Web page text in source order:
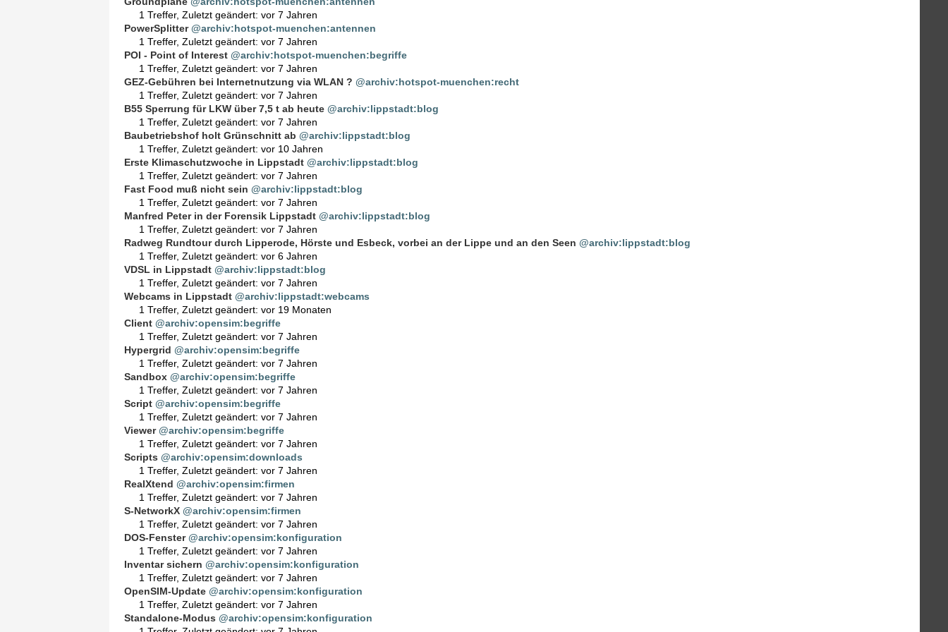
1 Treffer, Zuletzt geändert: vor 7 Jahren
PowerSplitter @archiv:hotspot-muenchen:antennen
1 Treffer, Zuletzt geändert: vor 7 Jahren
POI - Point of Interest @archiv:hotspot-muenchen:begriffe
1 Treffer, Zuletzt geändert: vor 7 Jahren
GEZ-Gebühren bei Internetnutzung via WLAN ? @archiv:hotspot-muenchen:recht
1 Treffer, Zuletzt geändert: vor 7 Jahren
B55 Sperrung für LKW über 7,5 t ab heute @archiv:lippstadt:blog
1 Treffer, Zuletzt geändert: vor 7 Jahren
Baubetriebshof holt Grünschnitt ab @archiv:lippstadt:blog
1 Treffer, Zuletzt geändert: vor 10 Jahren
Erste Klimaschutzwoche in Lippstadt @archiv:lippstadt:blog
1 Treffer, Zuletzt geändert: vor 7 Jahren
Fast Food muß nicht sein @archiv:lippstadt:blog
1 Treffer, Zuletzt geändert: vor 7 Jahren
Manfred Peter in der Forensik Lippstadt @archiv:lippstadt:blog
1 Treffer, Zuletzt geändert: vor 7 Jahren
Radweg Rundtour durch Lipperode, Hörste und Esbeck, vorbei an der Lippe und an den Seen @archiv:lippstadt:blog
1 Treffer, Zuletzt geändert: vor 6 Jahren
VDSL in Lippstadt @archiv:lippstadt:blog
1 Treffer, Zuletzt geändert: vor 7 Jahren
Webcams in Lippstadt @archiv:lippstadt:webcams
1 Treffer, Zuletzt geändert: vor 19 Monaten
Client @archiv:opensim:begriffe
1 Treffer, Zuletzt geändert: vor 7 Jahren
Hypergrid @archiv:opensim:begriffe
1 Treffer, Zuletzt geändert: vor 7 Jahren
Sandbox @archiv:opensim:begriffe
1 Treffer, Zuletzt geändert: vor 7 Jahren
Script @archiv:opensim:begriffe
1 Treffer, Zuletzt geändert: vor 7 Jahren
Viewer @archiv:opensim:begriffe
1 Treffer, Zuletzt geändert: vor 7 Jahren
Scripts @archiv:opensim:downloads
1 Treffer, Zuletzt geändert: vor 7 Jahren
RealXtend @archiv:opensim:firmen
1 Treffer, Zuletzt geändert: vor 7 Jahren
S-NetworkX @archiv:opensim:firmen
1 Treffer, Zuletzt geändert: vor 7 Jahren
DOS-Fenster @archiv:opensim:konfiguration
1 Treffer, Zuletzt geändert: vor 7 Jahren
Inventar sichern @archiv:opensim:konfiguration
1 Treffer, Zuletzt geändert: vor 7 Jahren
OpenSIM-Update @archiv:opensim:konfiguration
1 Treffer, Zuletzt geändert: vor 7 Jahren
Standalone-Modus @archiv:opensim:konfiguration